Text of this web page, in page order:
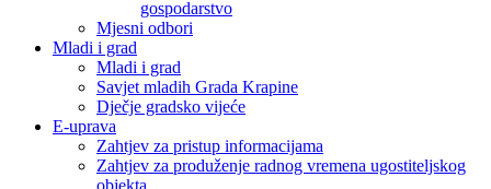
gospodarstvo
Mjesni odbori
Mladi i grad
Mladi i grad
Savjet mladih Grada Krapine
Dječje gradsko vijeće
E-uprava
Zahtjev za pristup informacijama
Zahtjev za produženje radnog vremena ugostiteljskog
objekta